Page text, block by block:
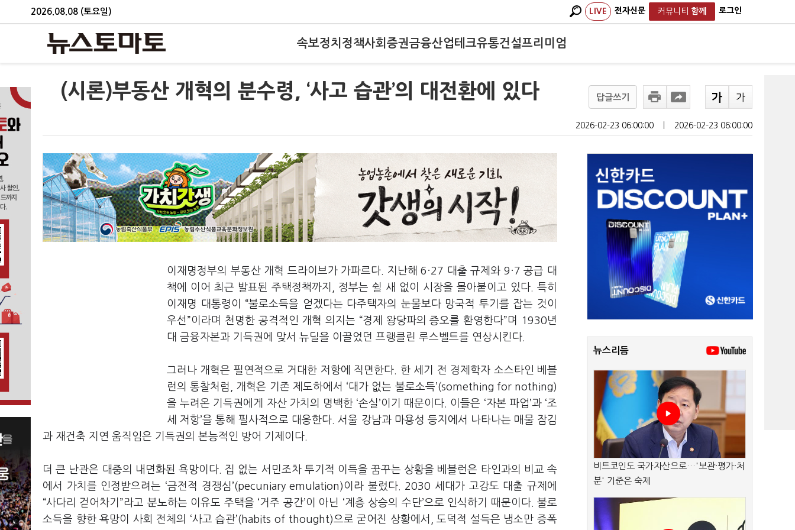
2026.08.08 (토요일) LIVE 전자신문 커뮤니티 함께 로그인
속보정치 정책사회 증권금융산업테크유통건설프리미엄
(시론)부동산 개혁의 분수령, ‘사고 습관’의 대전환에 있다 답글쓰기
2026-02-23 06:00:00 2026-02-23 06:00:00
이재명정부의 부동산 개혁 드라이브가 가파르다. 지난해 6·27 대출 규제와 9·7 공급 대
책에 이어 최근 발표된 주택정책까지, 정부는 쉴 새 없이 시장을 몰아붙이고 있다. 특히
이재명 대통령이 “불로소득을 얻겠다는 다주택자의 눈물보다 망국적 투기를 잡는 것이
우선”이라며 천명한 공격적인 개혁 의지는 “경제 왕당파의 증오를 환영한다”며 1930년
대 금융자본과 기득권에 맞서 뉴딜을 이끌었던 프랭클린 루스벨트를 연상시킨다.
그러나 개혁은 필연적으로 거대한 저항에 직면한다. 한 세기 전 경제학자 소스타인 베블
런의 통찰처럼, 개혁은 기존 제도하에서 ‘대가 없는 불로소득’(something for nothing)
을 누려온 기득권에게 자산 가치의 명백한 ‘손실’이기 때문이다. 이들은 ‘자본 파업’과 ‘조
세 저항’을 통해 필사적으로 대응한다. 서울 강남과 마용성 등지에서 나타나는 매물 잠김
과 재건축 지연 움직임은 기득권의 본능적인 방어 기제이다.
더 큰 난관은 대중의 내면화된 욕망이다. 집 없는 서민조차 투기적 이득을 꿈꾸는 상황을 베블런은 타인과의 비교 속
에서 가치를 인정받으려는 ‘금전적 경쟁심’(pecuniary emulation)이라 불렀다. 2030 세대가 고강도 대출 규제에
“사다리 걷어차기”라고 분노하는 이유도 주택을 ‘거주 공간’이 아닌 ‘계층 상승의 수단’으로 인식하기 때문이다. 불로
소득을 향한 욕망이 사회 전체의 ‘사고 습관’(habits of thought)으로 굳어진 상황에서, 도덕적 설득은 냉소만 증폭
뉴스리듬
비트코인도 국가자산으로…'보관·평가·처
분' 기준은 숙제